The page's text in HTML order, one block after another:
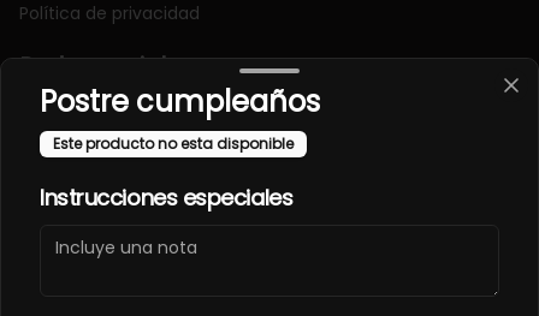
Política de privacidad
Redes sociales
Instagram
Facebook
Mi cuenta
Postre cumpleaños
Este producto no esta disponible
Instrucciones especiales